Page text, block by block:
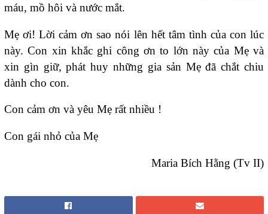
máu, mồ hôi và nước mắt.
Mẹ ơi! Lời cảm ơn sao nói lên hết tâm tình của con lúc
này. Con xin khắc ghi công ơn to lớn này của Mẹ và
xin gìn giữ, phát huy những gia sản Mẹ đã chắt chiu
dành cho con.
Con cảm ơn và yêu Mẹ rất nhiều !
Con gái nhỏ của Mẹ
Maria Bích Hằng (Tv II)